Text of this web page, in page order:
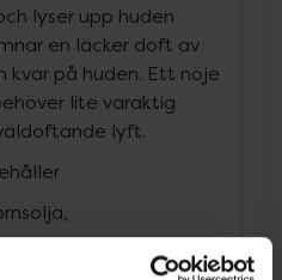
lyser upp huden
en läcker doft av
kvar på huden. Ett nöje
lite varaktig
lyft.